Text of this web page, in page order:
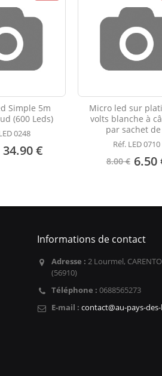
Simple 5m
(600 Leds)
0248
34.90 €
Micro led sur
volts blanche à
par sachet
Réf. LED 0710
8.00 € 6.50
Informations de contact
Adresse : 2 Lourmel,
(56910)
Téléphone : 0688565273
E-mail : contact@au-pays-